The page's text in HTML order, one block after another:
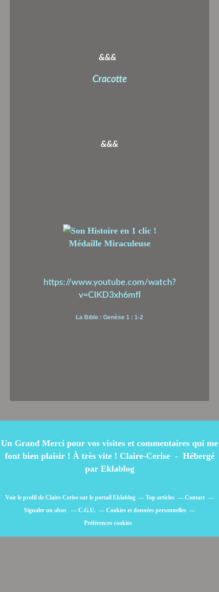
&&&
Cracotte
&&&
Médaille Miraculeuse
https://www.youtube.com/watch?
v=CIKD3xh6mfI
La Bible : Genèse 1 : 1-2
Un Grand Merci pour vos visites et commentaires qui me
font bien plaisir ! À très vite ! Claire-Cerise - Hébergé
par Eklablog
Voir le profil de Claire-Cerise sur le portail Eklablog Top articles
Contact
Signaler un abus
C.G.U.
Cookies et données personnelles
Préférences cookies